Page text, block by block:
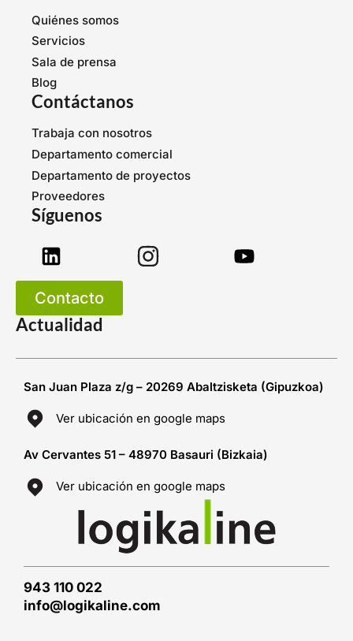
Quiénes somos
Servicios
Sala de prensa
Blog
Contáctanos
Trabaja con nosotros
Departamento comercial
Departamento de proyectos
Proveedores
Síguenos
Contacto
Actualidad
San Juan Plaza z/g – 20269 Abaltzisketa (Gipuzkoa)
Ver ubicación en google maps
Av Cervantes 51 – 48970 Basauri (Bizkaia)
Ver ubicación en google maps
943 110 022
info@logikaline.com